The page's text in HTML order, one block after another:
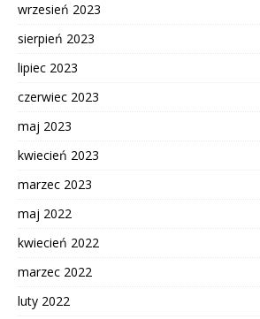
wrzesień 2023
sierpień 2023
lipiec 2023
czerwiec 2023
maj 2023
kwiecień 2023
marzec 2023
maj 2022
kwiecień 2022
marzec 2022
luty 2022